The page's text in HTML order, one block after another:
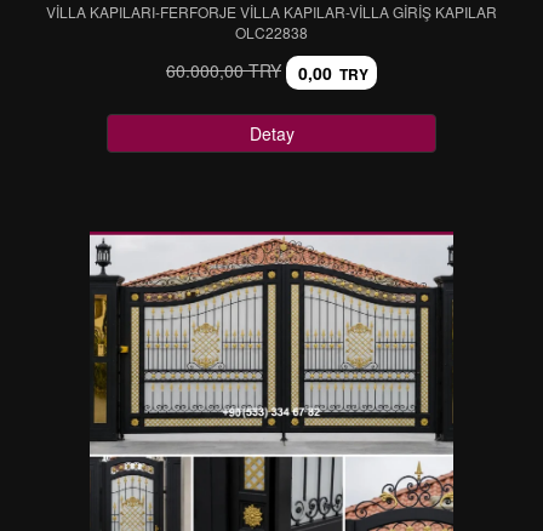
VİLLA KAPILARI-FERFORJE VİLLA KAPILAR-VİLLA GİRİŞ KAPILAR
OLC22838
60.000,00 TRY 0,00 TRY
Detay